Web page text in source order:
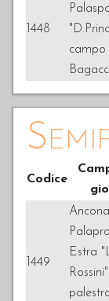
1448
campo
Codice
1449
Estra